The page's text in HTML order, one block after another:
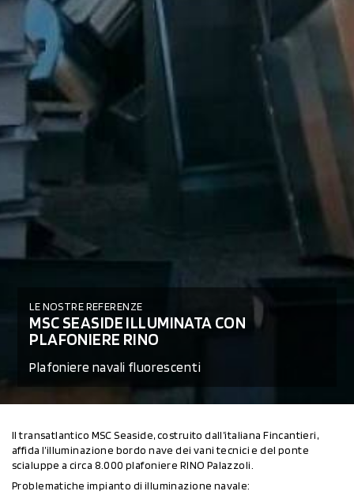
LE NOSTRE REFERENZE
MSC SEASIDE ILLUMINATA CON
PLAFONIERE RINO
Plafoniere navali fluorescenti
Il transatlantico MSC Seaside, costruito dall’italiana Fincantieri,
affida l’illuminazione bordo nave dei vani tecnici e del ponte
scialuppe a circa 8.000 plafoniere RINO Palazzoli.
Problematiche impianto di illuminazione navale: